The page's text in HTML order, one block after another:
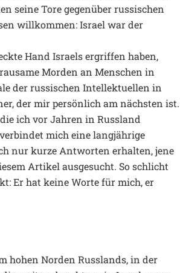
seine Tore gegenüber russischen
willkommen: Israel war der
Hand Israels ergriffen haben,
Morden an Menschen in
der russischen Intellektuellen in
der mir persönlich am nächsten ist.
ich vor Jahren in Russland
mich eine langjährige
nur kurze Antworten erhalten, jene
Artikel ausgesucht. So schlicht
Er hat keine Worte für mich, er
hohen Norden Russlands, in der